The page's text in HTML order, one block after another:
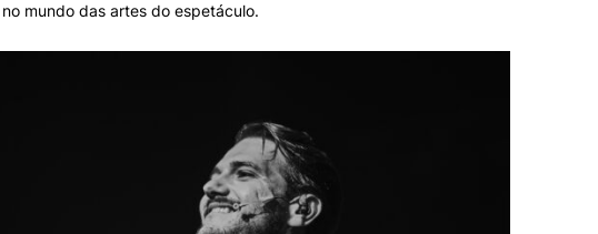
Estatutos Especiais
mundo das artes do espetáculo.